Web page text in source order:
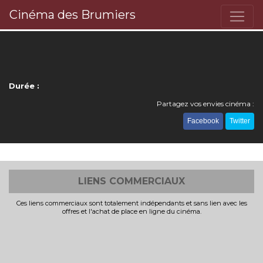
Cinéma des Brumiers
Durée :
Partagez vos envies cinéma :
Facebook Twitter
LIENS COMMERCIAUX
Ces liens commerciaux sont totalement indépendants et sans lien avec les
offres et l'achat de place en ligne du cinéma.